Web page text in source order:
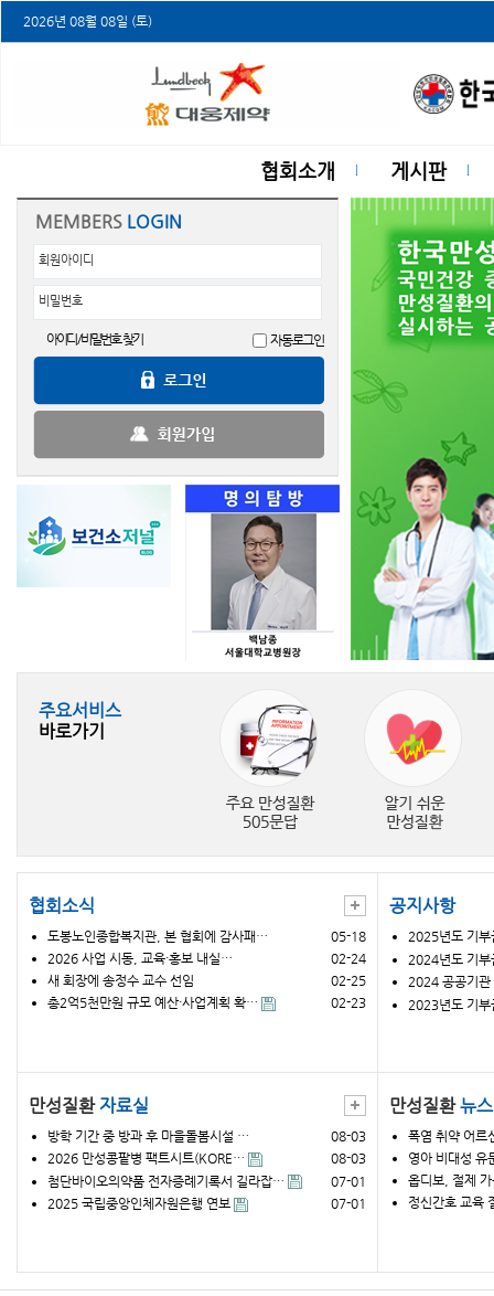
2026년 08월 08일 (토)
협회소개 게시판
MEMBERS LOGIN
회원아이디
비밀번호
아이디/비밀번호 찾기 자동로그인
주요서비스
바로가기
협회소식
도봉노인종합복지관, 본 협회에 감사패…
05-18
2026 사업 시동, 교육·홍보 내실…
02-24
새 회장에 송정수 교수 선임
02-25
총2억5천만원 규모 예산·사업계획 확…
02-23
공지사항
2025년도 기
2024년도 기
2024 공공기
2023년도 기
만성질환자료실
방학 기간 중 방과 후 마을돌봄시설 …
08-03
2026 만성콩팥병 팩트시트(KORE…
08-03
첨단바이오의약품 전자증례기록서 길라잡…
07-01
2025 국립중앙인체자원은행 연보
07-01
만성질환뉴스
폭염 취약 어르
영아 비대성
옵디보, 절제
정신간호 교육